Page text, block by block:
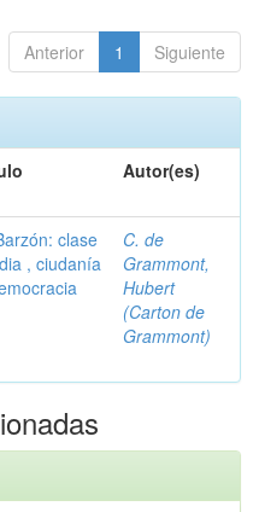
Anterior 1 Siguiente
Autor(es)
clase
, ciudanía
C. de
Grammont,
Hubert
(Carton de
Grammont)